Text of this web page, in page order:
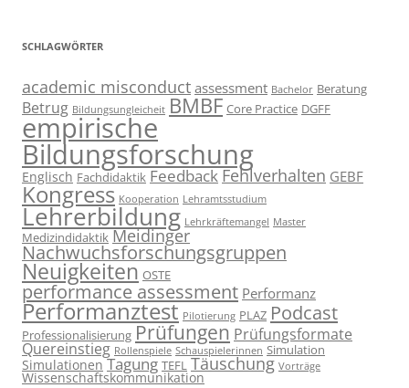
SCHLAGWÖRTER
academic misconduct assessment Bachelor Beratung
Betrug Bildungsungleicheit BMBF Core Practice DGFF
empirische
Bildungsforschung
Englisch Fachdidaktik FeedbackFehlverhalten GEBF
Kongress Kooperation Lehramtsstudium
Lehrerbildung Lehrkräftemangel Master
Medizindidaktik Meidinger
Nachwuchsforschungsgruppen
Neuigkeiten OSTE
performance assessment Performanz
Performanztest Pilotierung PLAZ Podcast
Professionalisierung Prüfungen Prüfungsformate
Quereinstieg Rollenspiele Schauspielerinnen Simulation
Simulationen Tagung TEFL Täuschung Vorträge
Wissenschaftskommunikation